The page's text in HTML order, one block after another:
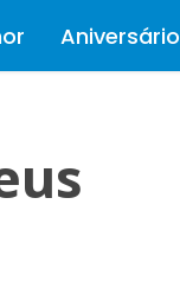
Aniversário